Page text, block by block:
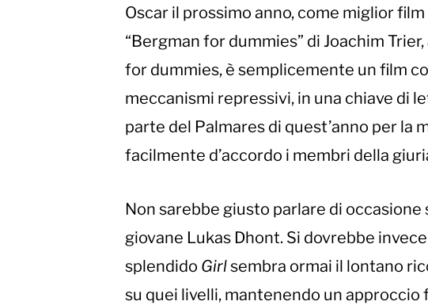
Oscar il prossimo anno, come miglior
“Bergman for dummies” di Joachim Trier,
for dummies, è semplicemente un film
meccanismi repressivi, in una chiave di
parte del Palmares di quest’anno per la
facilmente d’accordo i membri della
Non sarebbe giusto parlare di
giovane Lukas Dhont. Si dovrebbe
splendido Girlsembra ormai il lontano
su quei livelli, mantenendo un